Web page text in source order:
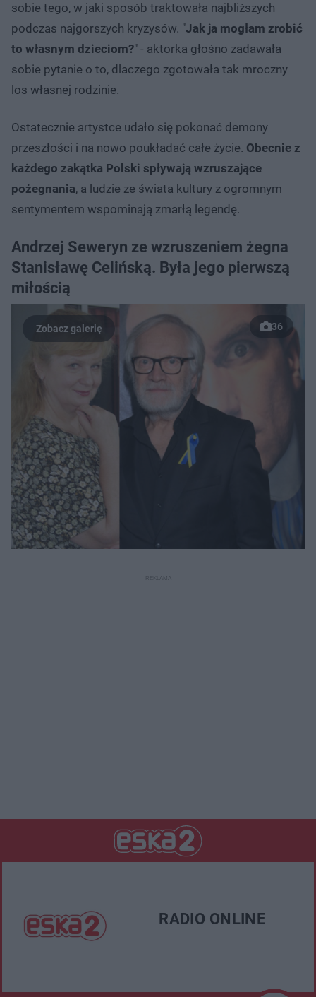
sobie tego, w jaki sposób traktowała najbliższych
podczas najgorszych kryzysów. "Jak ja mogłam zrobić
to własnym dzieciom?" - aktorka głośno zadawała
sobie pytanie o to, dlaczego zgotowała tak mroczny
los własnej rodzinie.
Ostatecznie artystce udało się pokonać demony
przeszłości i na nowo poukładać całe życie. Obecnie z
każdego zakątka Polski spływają wzruszające
pożegnania, a ludzie ze świata kultury z ogromnym
sentymentem wspominają zmarłą legendę.
Andrzej Seweryn ze wzruszeniem żegna
Stanisławę Celińską. Była jego pierwszą
miłością
36
RADIO ONLINE